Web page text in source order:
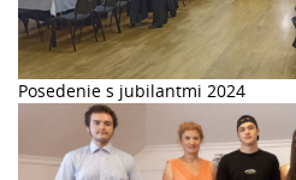
Posedenie s jubilantmi 2024